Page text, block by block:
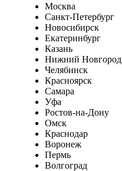
Москва
Санкт-Петербург
Новосибирск
Екатеринбург
Казань
Нижний Новгород
Челябинск
Красноярск
Самара
Уфа
Ростов-на-Дону
Омск
Краснодар
Воронеж
Пермь
Волгоград